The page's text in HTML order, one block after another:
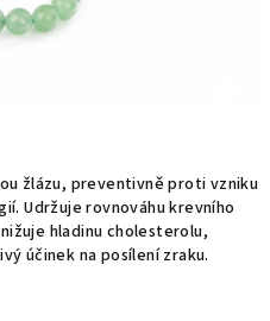
žlázu, preventivně proti vzniku
Udržuje rovnováhu krevního
hladinu cholesterolu,
účinek na posílení zraku.